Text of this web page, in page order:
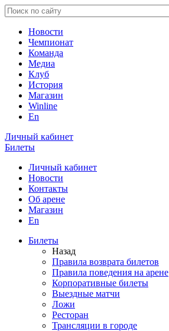
Новости
Чемпионат
Команда
Медиа
Клуб
История
Магазин
Winline
En
Личный кабинет
Билеты
Личный кабинет
Новости
Контакты
Об арене
Магазин
En
Билеты
Назад
Правила возврата билетов
Правила поведения на арене
Корпоративные билеты
Выездные матчи
Ложи
Ресторан
Трансляции в городе